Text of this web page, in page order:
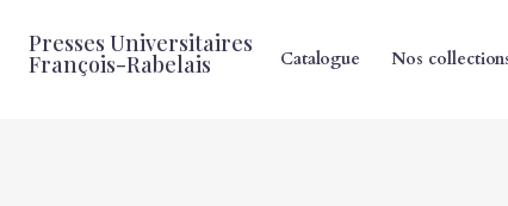
Presses Universitaires
François-Rabelais Catalogue Nos